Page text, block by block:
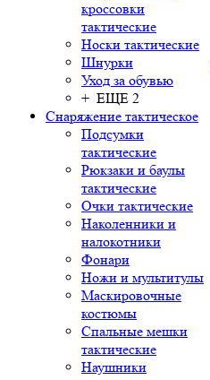
кроссовки
тактические
Носки тактические
Шнурки
Уход за обувью
+ ЕЩЕ 2
Снаряжение тактическое
Подсумки
тактические
Рюкзаки и баулы
тактические
Очки тактические
Наколенники и
налокотники
Фонари
Ножи и мультитулы
Маскировочные
костюмы
Спальные мешки
тактические
Наушники